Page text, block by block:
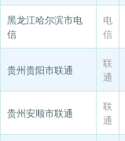
黑龙江哈尔滨市电
信
电
信
贵州贵阳市联通
联
通
贵州安顺市联通
联
通